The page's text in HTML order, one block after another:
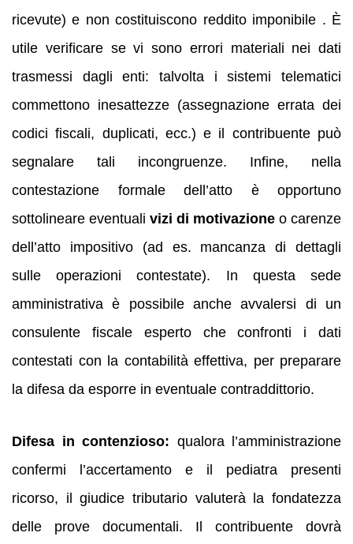
ricevute) e non costituiscono reddito imponibile . È
utile verificare se vi sono errori materiali nei dati
trasmessi dagli enti: talvolta i sistemi telematici
commettono inesattezze (assegnazione errata dei
codici fiscali, duplicati, ecc.) e il contribuente può
segnalare tali incongruenze. Infine, nella
contestazione formale dell’atto è opportuno
sottolineare eventuali vizi di motivazione o carenze
dell’atto impositivo (ad es. mancanza di dettagli
sulle operazioni contestate). In questa sede
amministrativa è possibile anche avvalersi di un
consulente fiscale esperto che confronti i dati
contestati con la contabilità effettiva, per preparare
la difesa da esporre in eventuale contraddittorio.
Difesa in contenzioso: qualora l’amministrazione
confermi l’accertamento e il pediatra presenti
ricorso, il giudice tributario valuterà la fondatezza
delle prove documentali. Il contribuente dovrà